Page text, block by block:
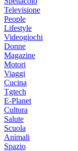
Televisione
People
Lifestyle
Videogiochi
Donne
Magazine
Motori
Viaggi
Cucina
Tgtech
E-Planet
Cultura
Salute
Scuola
Animali
Spazio